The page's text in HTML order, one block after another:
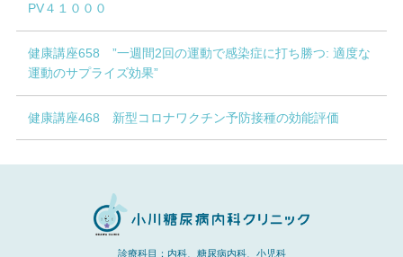
PV４１０００
健康講座658 ”一週間2回の運動で感染症に打ち勝つ: 適度な
運動のサプライズ効果”
健康講座468 新型コロナワクチン予防接種の効能評価
診療科目：内科、糖尿病内科、小児科